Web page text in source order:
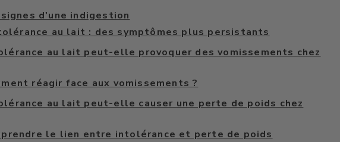
d'une indigestion
au lait : des symptômes plus persistants
au lait peut-elle provoquer des vomissements chez
réagir face aux vomissements ?
au lait peut-elle causer une perte de poids chez
le lien entre intolérance et perte de poids